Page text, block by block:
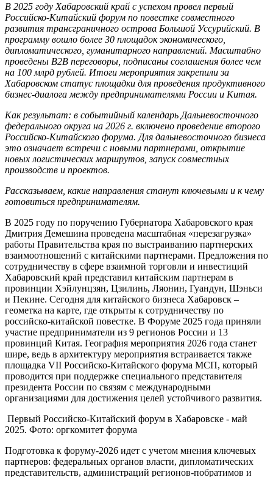
В 2025 году Хабаровский край с успехом провел первый
Российско-Китайский форум по повестке совместного
развития трансграничного острова Большой Уссурийский. В
программу вошло более 30 площадок экономического,
дипломатического, гуманитарного направлений. Масштабно
проведены B2B переговоры, подписаны соглашения более чем
на 100 млрд рублей. Итоги мероприятия закрепили за
Хабаровском статус площадки для проведения продуктивного
бизнес-диалога между предпринимателями России и Китая.
Как результат: в событийный календарь Дальневосточного
федерального округа на 2026 г. включено проведение второго
Российско-Китайского форума. Для дальневосточного бизнеса
это означает встречи с новыми партнерами, открытие
новых логистических маршрутов, запуск совместных
производств и проектов.
Рассказываем, какие направления станут ключевыми и к чему
готовиться предпринимателям.
В 2025 году по поручению Губернатора Хабаровского края
Дмитрия Демешина проведена масштабная «перезагрузка»
работы Правительства края по выстраиванию партнерских
взаимоотношений с китайскими партнерами. Предложения по
сотрудничеству в сфере взаимной торговли и инвестиций
Хабаровский край представил китайским партнерам в
провинции Хэйлунцзян, Цзилинь, Ляонин, Гуандун, Шэньси
и Пекине. Сегодня для китайского бизнеса Хабаровск –
геометка на карте, где открыты к сотрудничеству по
российско-китайской повестке. В Форуме 2025 года приняли
участие предприниматели из 9 регионов России и 13
провинций Китая. География мероприятия 2026 года станет
шире, ведь в архитектуру мероприятия встраивается также
площадка VII Российско-Китайского форума МСП, который
проводится при поддержке специального представителя
президента России по связям с международными
организациями для достижения целей устойчивого развития.
Первый Российско-Китайский форум в Хабаровске - май
2025. Фото: оргкомитет форума
Подготовка к форуму-2026 идет с учетом мнения ключевых
партнеров: федеральных органов власти, дипломатических
представительств, администраций регионов-побратимов и